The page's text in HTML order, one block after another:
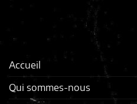
Accueil
Qui sommes-nous